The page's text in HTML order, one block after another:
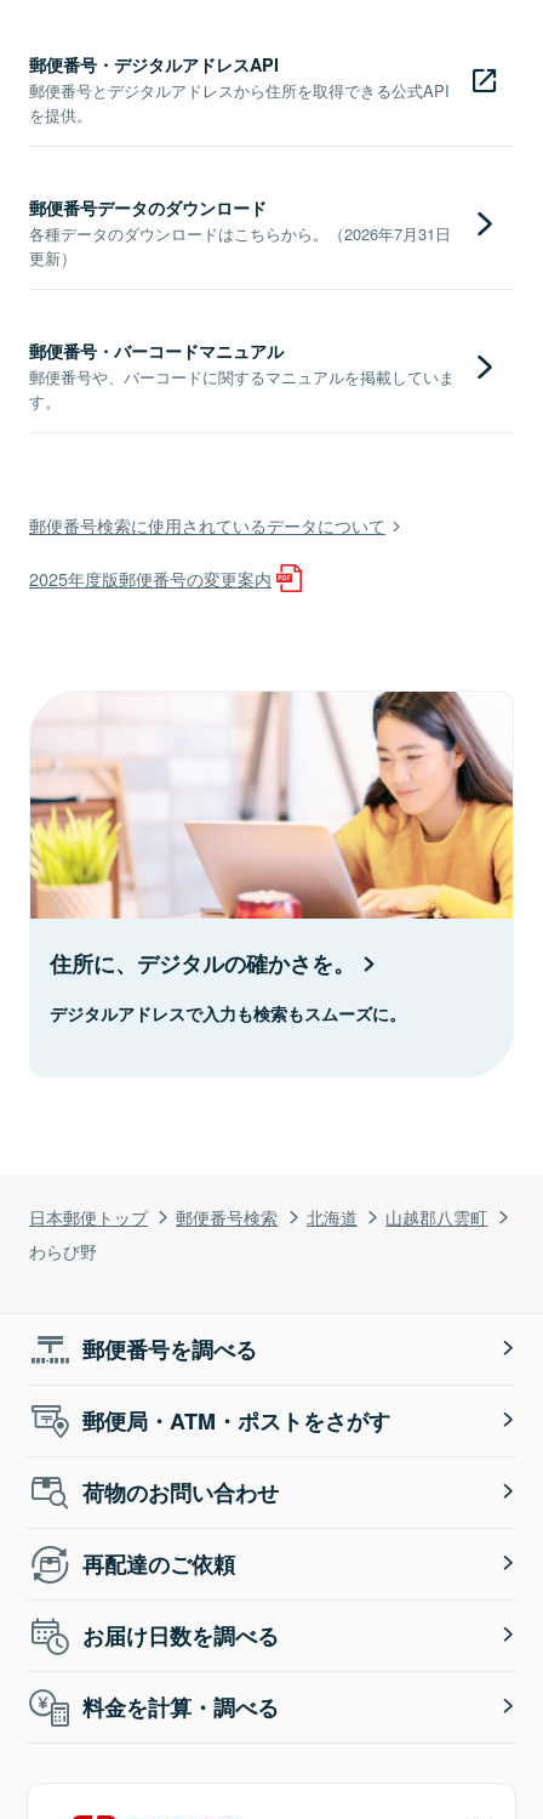
日本郵便トップ 郵便番号検索 北海道
山越郡八雲町
わらび野
郵便番号・デジタルアドレスAPI
郵便番号とデジタルアドレスから住所を取得できる公式API
を提供。
郵便番号データのダウンロード
各種データのダウンロードはこちらから。（2026年7月31日
更新）
郵便番号・バーコードマニュアル
郵便番号や、バーコードに関するマニュアルを掲載していま
す。
郵便番号検索に使用されているデータについて
2025年度版郵便番号の変更案内
住所に、デジタルの確かさを。
デジタルアドレスで入力も検索もスムーズに。
郵便番号を調べる
郵便局・ATM・ポストをさがす
荷物のお問い合わせ
再配達のご依頼
お届け日数を調べる
料金を計算・調べる